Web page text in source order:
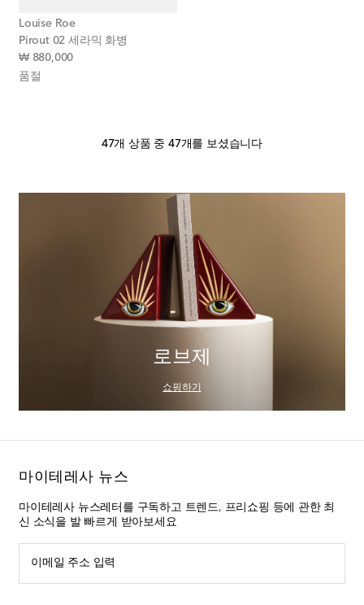
Louise Roe
Pirout 02 세라믹 화병
₩ 880,000original price
품절
47개 상품 중 47개를 보셨습니다
로브제
쇼핑하기
마이테레사 뉴스
마이테레사 뉴스레터를 구독하고 트렌드, 프리쇼핑 등에 관한 최
신 소식을 발 빠르게 받아보세요
이메일 주소 입력